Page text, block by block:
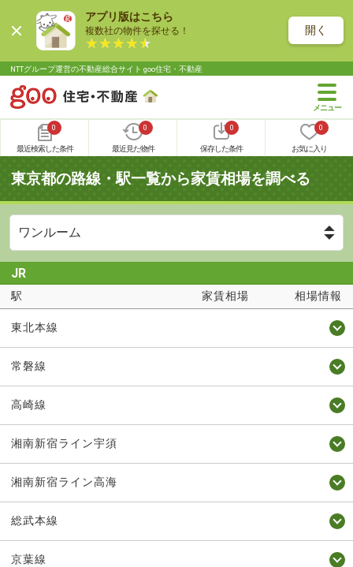
アプリ版はこちら
複数社の物件を探せる！ 開く
NTTグループ運営の不動産総合サイト goo住宅・不動産
0
最近検索した条件
0
最近見た物件
0
保存した条件
0
お気に入り
東京都の路線・駅一覧から家賃相場を調べる
JR
駅 家賃相場 相場情報
東北本線
常磐線
高崎線
湘南新宿ライン宇須
湘南新宿ライン高海
総武本線
京葉線